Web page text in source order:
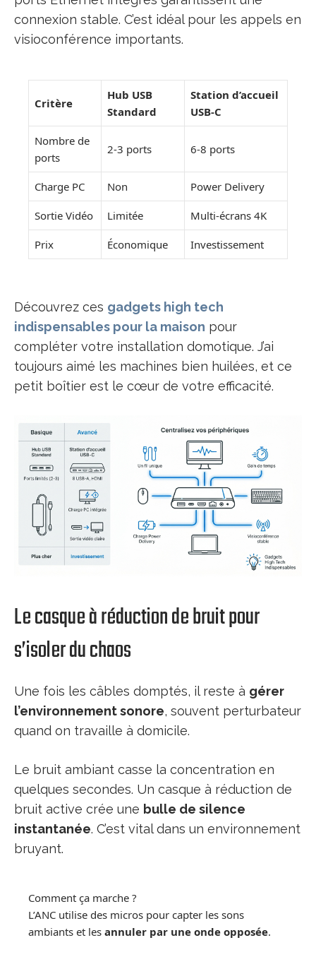
connexion stable. C’est idéal pour les appels en
visioconférence importants.
Critère
Hub USB
Standard
Station d’accueil
USB-C
Nombre de
ports
2-3 ports 6-8 ports
Charge PC Non Power Delivery
Sortie Vidéo Limitée Multi-écrans 4K
Prix Économique Investissement
Découvrez ces gadgets high tech
indispensables pour la maison pour
compléter votre installation domotique. J’ai
toujours aimé les machines bien huilées, et ce
petit boîtier est le cœur de votre efficacité.
Le casque à réduction de bruit pour
s’isoler du chaos
Une fois les câbles domptés, il reste à gérer
l’environnement sonore, souvent perturbateur
quand on travaille à domicile.
Le bruit ambiant casse la concentration en
quelques secondes. Un casque à réduction de
bruit active crée une bulle de silence
instantanée. C’est vital dans un environnement
bruyant.
Comment ça marche ?
L’ANC utilise des micros pour capter les sons
ambiants et les annuler par une onde opposée.